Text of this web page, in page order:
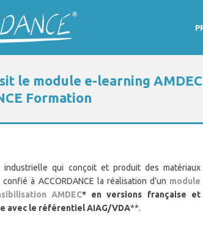
le module e-learning AMDEC
Formation
industrielle qui conçoit et produit des matériaux
à ACCORDANCE la réalisation d’un module
AMDEC* en versions française et
avec le référentiel AIAG/VDA**.